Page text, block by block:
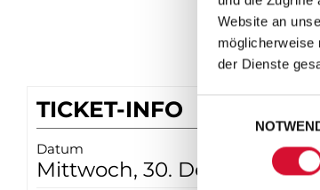
Website an
möglicherweise
der Dienste
TICKET-INFO
Datum
Mittwoch, 30. Dezember